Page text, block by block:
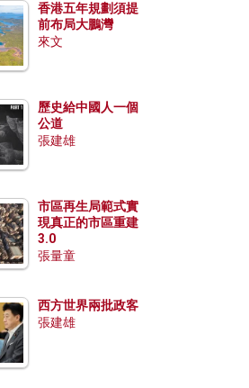
香港五年規劃須提
前布局大鵬灣
來文
歷史給中國人一個
公道
張建雄
市區再生局範式實
現真正的市區重建
3.0
張量童
西方世界兩批政客
張建雄